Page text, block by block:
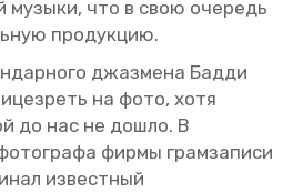
му­зы­ки, что в свою оче­редь
про­дук­цию.
джаз­ме­на Бадди
на фото, хотя
до нас не дошло. В
фирмы грам­за­пи­си
из­вест­ный